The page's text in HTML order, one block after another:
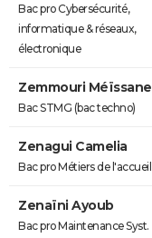
Bac pro Cybersécurité,
informatique & réseaux,
électronique
Zemmouri Méïssane
Bac STMG (bac techno)
Zenagui Camelia
Bac pro Métiers de l'accueil
Zenaïni Ayoub
Bac pro Maintenance Syst.